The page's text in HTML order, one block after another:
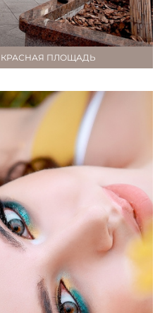
ПЛОЩАДЬ